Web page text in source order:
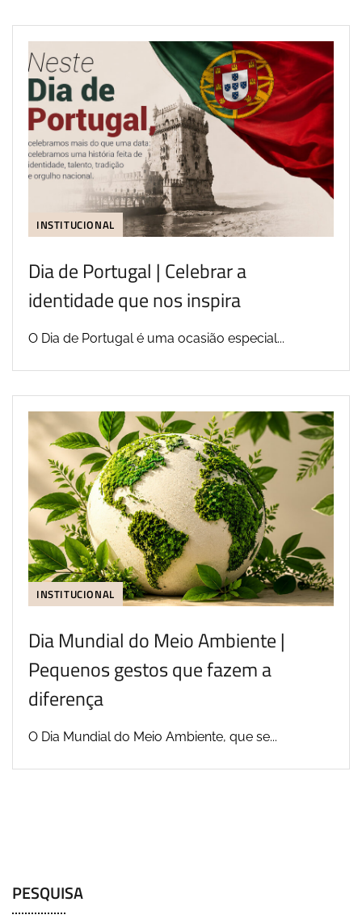
INSTITUCIONAL
Dia de Portugal | Celebrar a
identidade que nos inspira
O Dia de Portugal é uma ocasião especial...
INSTITUCIONAL
Dia Mundial do Meio Ambiente |
Pequenos gestos que fazem a
diferença
O Dia Mundial do Meio Ambiente, que se...
PESQUISA